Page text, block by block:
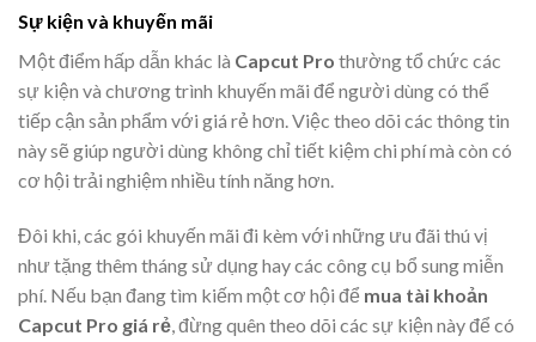
Sự kiện và khuyến mãi
Một điểm hấp dẫn khác là Capcut Pro thường tổ chức các
sự kiện và chương trình khuyến mãi để người dùng có thể
tiếp cận sản phẩm với giá rẻ hơn. Việc theo dõi các thông tin
này sẽ giúp người dùng không chỉ tiết kiệm chi phí mà còn có
cơ hội trải nghiệm nhiều tính năng hơn.
Đôi khi, các gói khuyến mãi đi kèm với những ưu đãi thú vị
như tặng thêm tháng sử dụng hay các công cụ bổ sung miễn
phí. Nếu bạn đang tìm kiếm một cơ hội để mua tài khoản
Capcut Pro giá rẻ, đừng quên theo dõi các sự kiện này để có